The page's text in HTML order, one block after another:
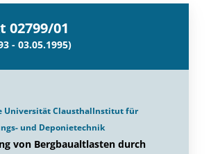
02799/01
- 03.05.1995)
Universität ClausthalInstitut für
und Deponietechnik
von Bergbaualtlasten durch